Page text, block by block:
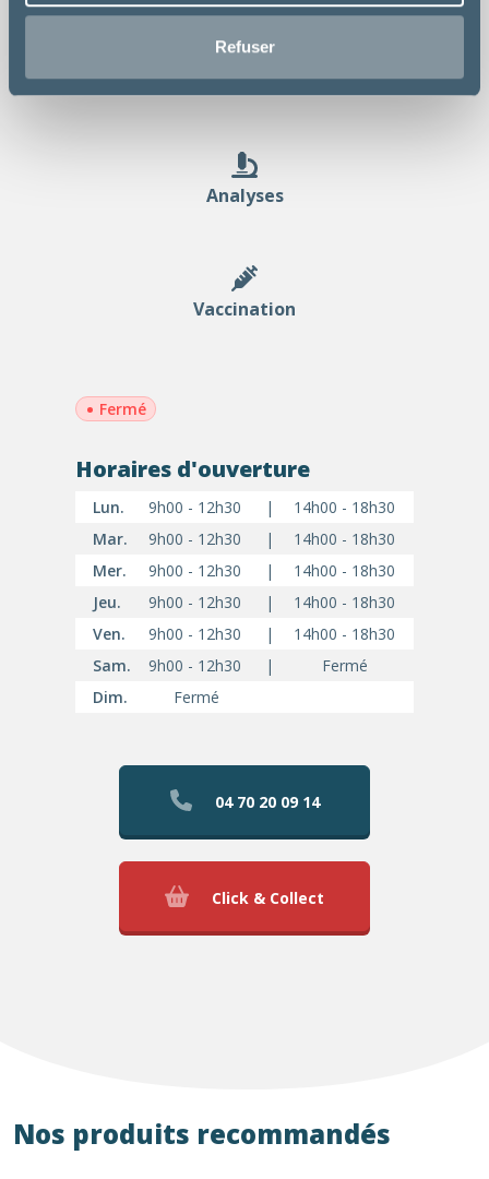
Refuser
Chirurgie
Analyses
Vaccination
• Fermé
Horaires d'ouverture
Lun. 9h00 - 12h30 |
14h00 - 18h30
Mar.
9h00 - 12h30 |
14h00 - 18h30
Mer.
9h00 - 12h30 |
14h00 - 18h30
Jeu.
9h00 - 12h30 |
14h00 - 18h30
Ven.
9h00 - 12h30 |
14h00 - 18h30
Sam.
9h00 - 12h30 |
Fermé
Dim.
Fermé
04 70 20 09 14
Click & Collect
Nos produits recommandés